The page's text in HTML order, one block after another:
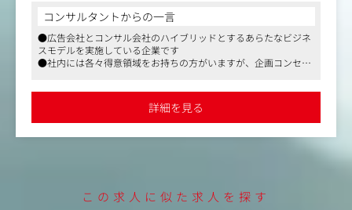
上げた会社という背景もあり、ブランド、ビジネス、コミ
ュニケーションと幅広い領域のソリューションを提供する
ことができます。
デジタル領域をメインとした案件が多くありますが、ロゴ
の企画開発、テレビCMや動画の制作、PR、イベントなど
ご自身が中心となって、プロジェクト全体を動かしていき
たいというご志向の方にはとてもフィットするのではない
コンサルタントからの一言
●広告会社とコンサル会社のハイブリッドとするあらたなビジネ
スモデルを実施している企業です
●社内には各々得意領域をお持ちの方がいますが、企画コンセプ
●自社サービスも始めており、徐々にこの割合を増やす予定です
詳細を見る
この求人に似た求人を探す